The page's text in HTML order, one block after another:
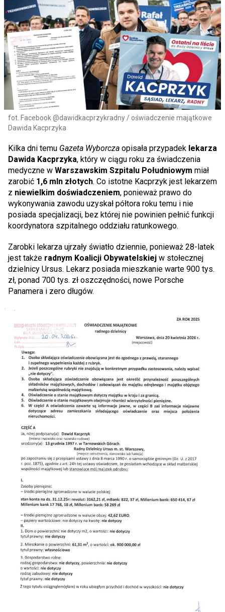
fot. Facebook @dawidkacprzykradny / oświadczenie majątkowe
Dawida Kacprzyka
Kilka dni temu Gazeta Wyborcza opisała przypadek lekarza
Dawida Kacprzyka, który w ciągu roku za świadczenia
medyczne w Warszawskim Szpitalu Południowym miał
zarobić 1,6 mln złotych. Co istotne Kacprzyk jest lekarzem
z niewielkim doświadczeniem, ponieważ prawo do
wykonywania zawodu uzyskał półtora roku temu i nie
posiada specjalizacji, bez której nie powinien pełnić funkcji
koordynatora szpitalnego oddziału ratunkowego.
Zarobki lekarza ujrzały światło dziennie, ponieważ 28-latek
jest także radnym Koalicji Obywatelskiej w stołecznej
dzielnicy Ursus. Lekarz posiada mieszkanie warte 900 tys.
zł, ponad 700 tys. zł oszczędności, nowe Porsche
Panamera i zero długów.